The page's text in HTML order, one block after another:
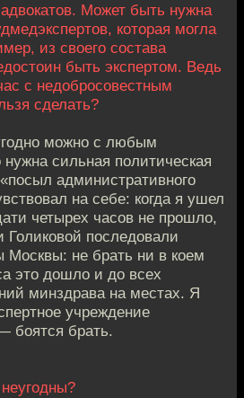
Может быть нужна
которая могла
из своего состава
быть экспертом. Ведь
с недобросовестным
сделать?
можно с любым
сильная политическая
административного
на себе: когда я ушел
четырех часов не прошло,
Голиковой последовали
Москвы: не брать ни в коем
это дошло и до всех
минздрава на местах. Я
учреждение
боятся брать.